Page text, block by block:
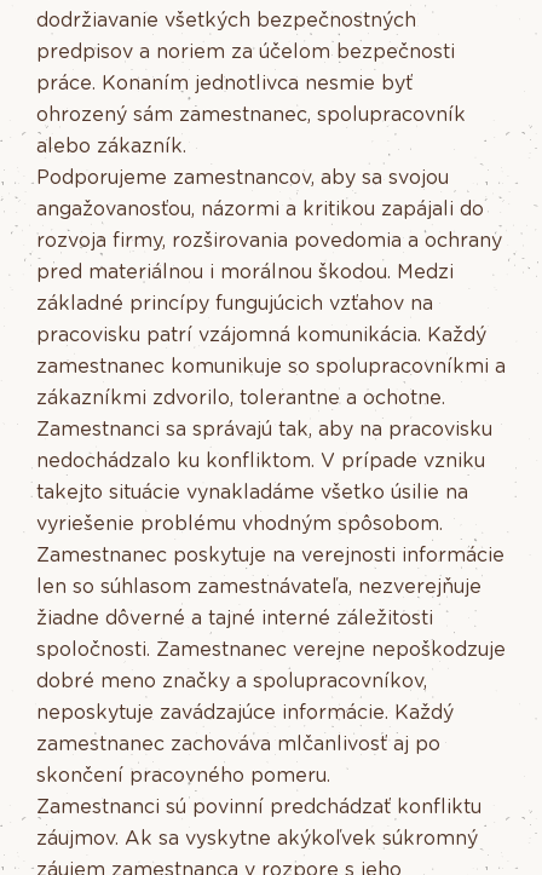
dodržiavanie všetkých bezpečnostných
predpisov a noriem za účelom bezpečnosti
práce. Konaním jednotlivca nesmie byť
ohrozený sám zamestnanec, spolupracovník
alebo zákazník.
Podporujeme zamestnancov, aby sa svojou
angažovanosťou, názormi a kritikou zapájali do
rozvoja firmy, rozširovania povedomia a ochrany
pred materiálnou i morálnou škodou. Medzi
základné princípy fungujúcich vzťahov na
pracovisku patrí vzájomná komunikácia. Každý
zamestnanec komunikuje so spolupracovníkmi a
zákazníkmi zdvorilo, tolerantne a ochotne.
Zamestnanci sa správajú tak, aby na pracovisku
nedochádzalo ku konfliktom. V prípade vzniku
takejto situácie vynakladáme všetko úsilie na
vyriešenie problému vhodným spôsobom.
Zamestnanec poskytuje na verejnosti informácie
len so súhlasom zamestnávateľa, nezverejňuje
žiadne dôverné a tajné interné záležitosti
spoločnosti. Zamestnanec verejne nepoškodzuje
dobré meno značky a spolupracovníkov,
neposkytuje zavádzajúce informácie. Každý
zamestnanec zachováva mlčanlivosť aj po
skončení pracovného pomeru.
Zamestnanci sú povinní predchádzať konfliktu
záujmov. Ak sa vyskytne akýkoľvek súkromný
záujem zamestnanca v rozpore s jeho